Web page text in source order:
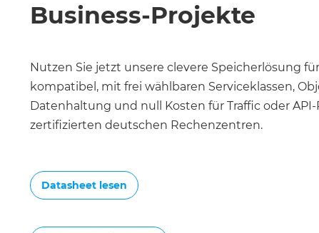
Business-Projekte
Nutzen Sie jetzt unsere clevere Speicherlösung
kompatibel, mit frei wählbaren Serviceklassen,
Datenhaltung und null Kosten für Traffic oder
zertifizierten deutschen Rechenzentren.
Datasheet lesen